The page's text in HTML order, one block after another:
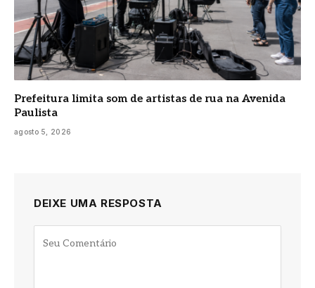
Prefeitura limita som de artistas de rua na Avenida
Paulista
agosto 5, 2026
DEIXE UMA RESPOSTA